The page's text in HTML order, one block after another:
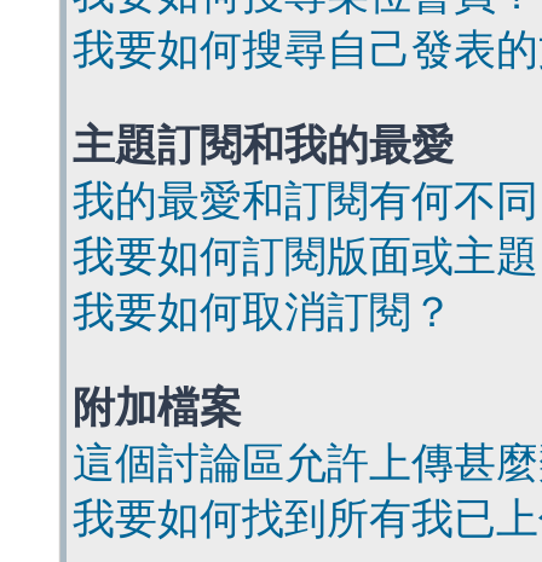
我要如何搜尋自己發表
主題訂閱和我的最愛
我的最愛和訂閱有何不
我要如何訂閱版面或主
我要如何取消訂閱？
附加檔案
這個討論區允許上傳甚
我要如何找到所有我已